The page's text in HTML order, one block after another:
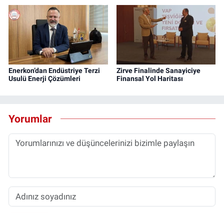
Enerkon’dan Endüstriye Terzi
Usulü Enerji Çözümleri
Zirve Finalinde Sanayiciye
Finansal Yol Haritası
Yorumlar